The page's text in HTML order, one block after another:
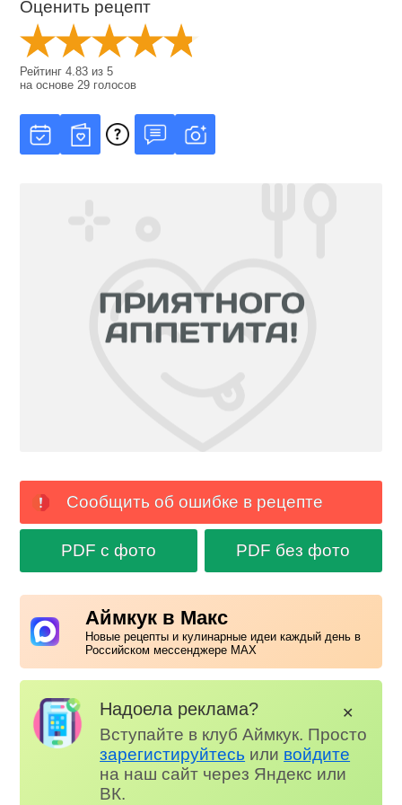
Оценить рецепт
Рейтинг4.83 из5
на основе 29 голосов
Сообщить об ошибке в рецепте
PDF с фото PDF без фото
Аймкук в Макс
Новые рецепты и кулинарные идеи каждый день в
Российском мессенджере MAX
Надоела реклама?
Вступайте в клуб Аймкук. Просто
зарегистируйтесь или войдите
на наш сайт через Яндекс или
ВК.
✕